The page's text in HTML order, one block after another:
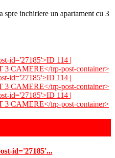
inchiriere un apartament cu 3
id='27185'...